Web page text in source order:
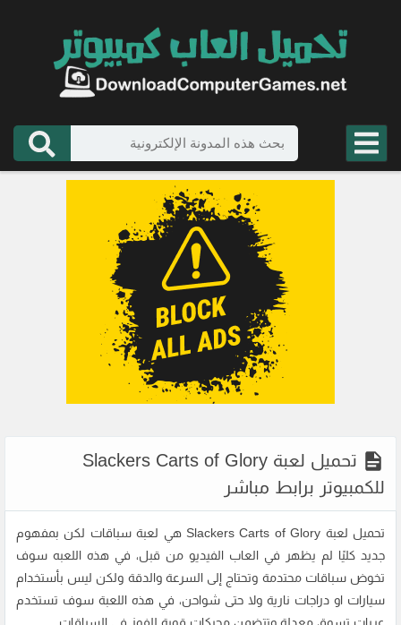
تحميل لعبة Slackers Carts of Glory
للكمبيوتر برابط مباشر
تحميل لعبة Slackers Carts of Glory هي لعبة سباقات لكن بمفهوم
جديد كليًا لم يظهر في العاب الفيديو من قبل، في هذه اللعبه سوف
تخوض سباقات محتدمة وتحتاج إلى السرعة والدقة ولكن ليس بأستخدام
سيارات او دراجات نارية ولا حتى شواحن، في هذه اللعبة سوف تستخدم
عربات تسوق معدلة وتتضمن محركات قوية للفوز في السباقات.